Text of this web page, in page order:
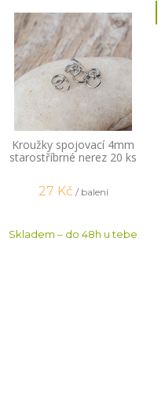
Kroužky spojovací 4mm
starostříbrné nerez 20 ks
27 Kč / balení
Skladem – do 48h u tebe